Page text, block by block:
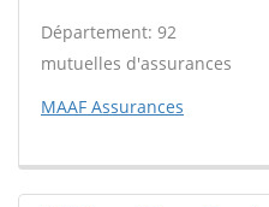
Département: 92
mutuelles d'assurances
MAAF Assurances